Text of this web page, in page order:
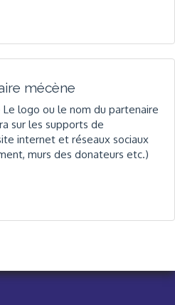
mécène
logo ou le nom du partenaire
sur les supports de
internet et réseaux sociaux
murs des donateurs etc.)